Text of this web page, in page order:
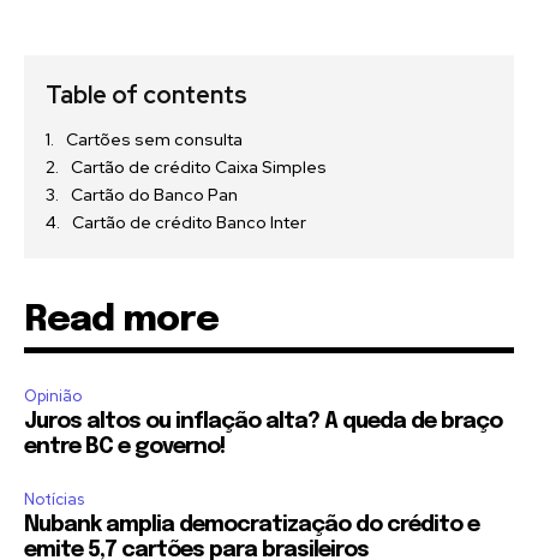
Table of contents
Cartões sem consulta
Cartão de crédito Caixa Simples
Cartão do Banco Pan
Cartão de crédito Banco Inter
Read more
Opinião
Juros altos ou inflação alta? A queda de braço
entre BC e governo!
Notícias
Nubank amplia democratização do crédito e
emite 5,7 cartões para brasileiros